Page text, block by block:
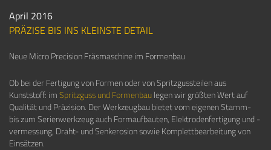
April 2016
PRÄZISE BIS INS KLEINSTE DETAIL
Neue Micro Precision Fräsmaschine im Formenbau
Ob bei der Fertigung von Formen oder von Spritzgussteilen aus
Kunststoff: imSpritzguss und Formenbaulegen wir größten Wert auf
Qualität und Präzision. Der Werkzeugbau bietet vom eigenen Stamm-
bis zum Serienwerkzeug auch Formaufbauten, Elektrodenfertigung und -
vermessung, Draht- und Senkerosion sowie Komplettbearbeitung von
Einsätzen.